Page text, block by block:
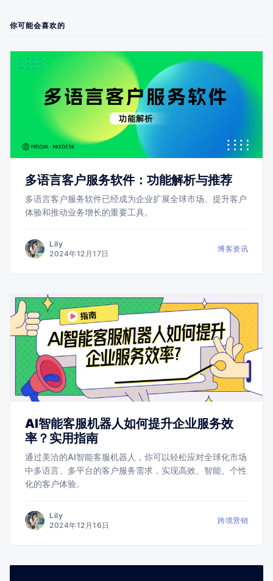
你可能会喜欢的
多语言客户服务软件：功能解析与推荐
多语言客户服务软件已经成为企业扩展全球市场、提升客户
体验和推动业务增长的重要工具。
Lily
2024年12月17日
博客资讯
AI智能客服机器人如何提升企业服务效
率？实用指南
通过美洽的AI智能客服机器人，你可以轻松应对全球化市场
中多语言、多平台的客户服务需求，实现高效、智能、个性
化的客户体验。
Lily
2024年12月16日
跨境营销